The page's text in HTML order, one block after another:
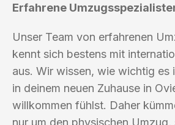
Erfahrene
Unser Team von erfahrenen
kennt sich bestens mit
aus. Wir wissen, wie wichtig es
in deinem neuen Zuhause in
willkommen fühlst. Daher
nur um den physischen Umzug,